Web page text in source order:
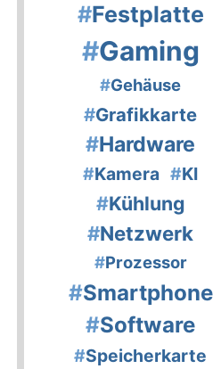
#Festplatte
#Gaming
#Gehäuse
#Grafikkarte
#Hardware
#Kamera #KI
#Kühlung
#Netzwerk
#Prozessor
#Smartphone
#Software
#Speicherkarte